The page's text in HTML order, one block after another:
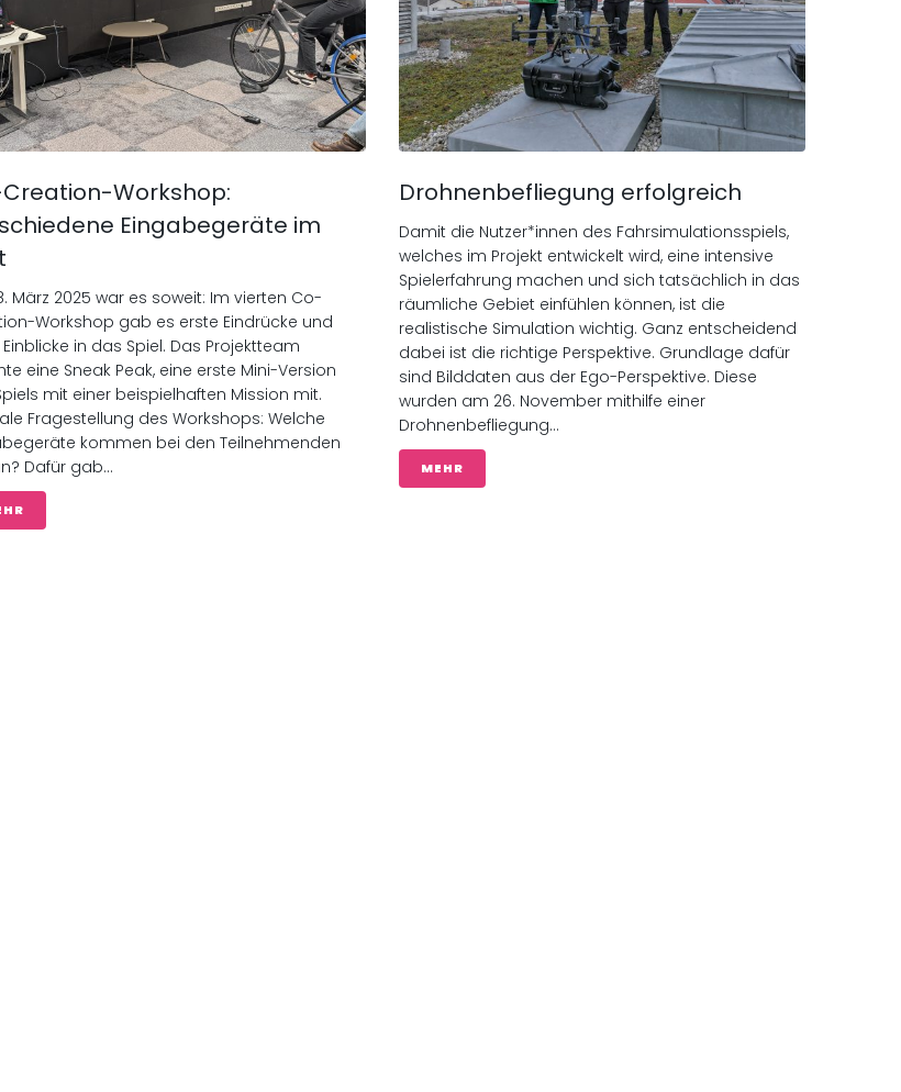
Workshop:
Eingabegeräte im
März 2025 war es soweit: Im vierten Co-
Workshop gab es erste Eindrücke und
in das Spiel. Das Projektteam
eine Sneak Peak, eine erste Mini-Version
mit einer beispielhaften Mission mit.
Fragestellung des Workshops: Welche
kommen bei den Teilnehmenden
Dafür gab...
Drohnenbefliegung erfolgreich
Damit die Nutzer*innen des Fahrsimulationsspiels,
welches im Projekt entwickelt wird, eine intensive
Spielerfahrung machen und sich tatsächlich in das
räumliche Gebiet einfühlen können, ist die
realistische Simulation wichtig. Ganz entscheidend
dabei ist die richtige Perspektive. Grundlage dafür
sind Bilddaten aus der Ego-Perspektive. Diese
wurden am 26. November mithilfe einer
Drohnenbefliegung...
MEHR